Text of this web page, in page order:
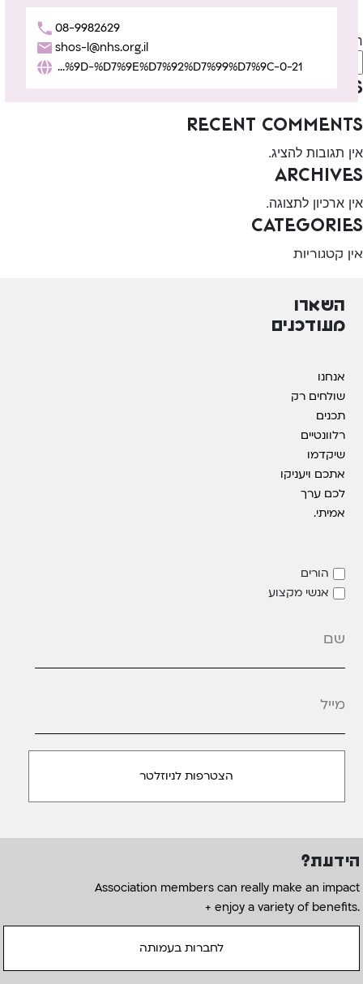
08-9982629
shos-l@nhs.org.il
https://eshkol.info/%D7%A9%D7%99%D7%A8%D7%95%D7%AA%D7%99%D7%9D-%D7%95%D7%9E%D7%A2%D7%A0%D7%99%D7%9D-%D7%9E%D7%92%D7%99%D7%9C-0-21/
חיפוש
חיפוש
Recent Posts
Recent Comments
אין תגובות להציג.
Archives
אין ארכיון לתצוגה.
Categories
אין קטגוריות
השארו
מעודכנים
אנחנו
שולחים רק
תכנים
רלוונטיים
שיקדמו
אתכם ויעניקו
לכם ערך
אמיתי.
הורים
אנשי מקצוע
הידעת?
Association members can really make an impact
+ enjoy a variety of benefits.
לחברות בעמותה